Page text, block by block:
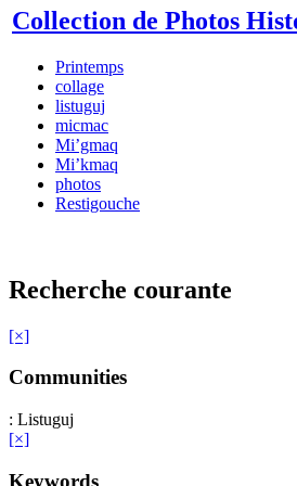
Collection de Photos
Printemps
collage
listuguj
micmac
Mi’gmaq
Mi’kmaq
photos
Restigouche
Recherche courante
[×]
Communities
: Listuguj
[×]
Keywords